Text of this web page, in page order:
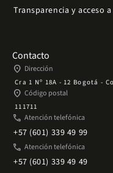
Transparencia y acceso
Contacto
place Dirección
Cra 1 Nº 18A - 12 Bogotá -
place Código postal
111711
phone Atención telefónica
+57 (601) 339 49 99
phone Atención telefónica
+57 (601) 339 49 49